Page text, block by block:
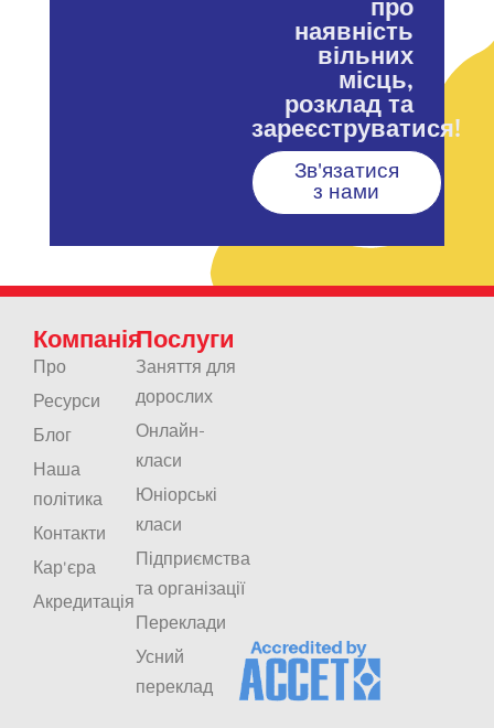
про
наявність
вільних
місць,
розклад та
зареєструватися!
Зв'язатися
з нами
Компанія
Про
Ресурси
Блог
Наша
політика
Контакти
Кар'єра
Акредитація
Послуги
Заняття для
дорослих
Онлайн-
класи
Юніорські
класи
Підприємства
та організації
Переклади
Усний
переклад